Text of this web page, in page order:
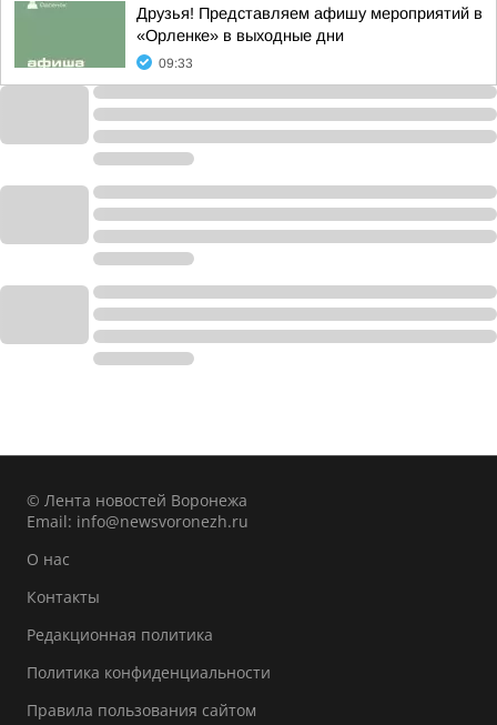
Друзья! Представляем афишу мероприятий в
«Орленке» в выходные дни
09:33
© Лента новостей Воронежа
Email: info@newsvoronezh.ru
О нас
Контакты
Редакционная политика
Политика конфиденциальности
Правила пользования сайтом